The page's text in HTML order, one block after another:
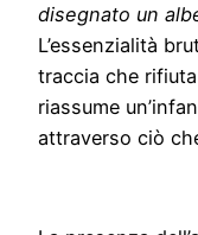
disegnato un
L’essenzialità
traccia che
riassume
attraverso ciò